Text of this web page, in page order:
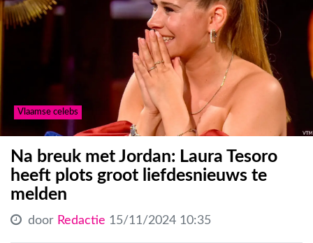
Vlaamse celebs
Na breuk met Jordan: Laura Tesoro
heeft plots groot liefdesnieuws te
melden
door Redactie 15/11/2024 10:35